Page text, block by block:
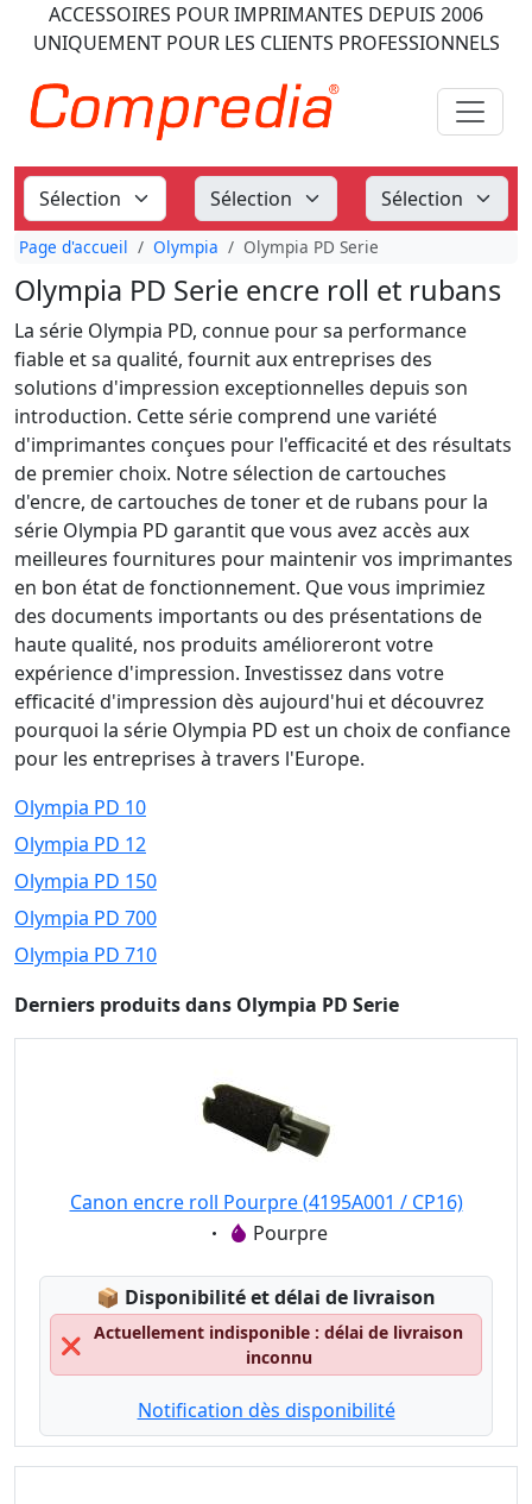
ACCESSOIRES POUR IMPRIMANTES DEPUIS 2006
UNIQUEMENT POUR LES CLIENTS PROFESSIONNELS
Page d'accueil Olympia Olympia PD Serie
Olympia PD Serie encre roll et rubans
La série Olympia PD, connue pour sa performance
fiable et sa qualité, fournit aux entreprises des
solutions d'impression exceptionnelles depuis son
introduction. Cette série comprend une variété
d'imprimantes conçues pour l'efficacité et des résultats
de premier choix. Notre sélection de cartouches
d'encre, de cartouches de toner et de rubans pour la
série Olympia PD garantit que vous avez accès aux
meilleures fournitures pour maintenir vos imprimantes
en bon état de fonctionnement. Que vous imprimiez
des documents importants ou des présentations de
haute qualité, nos produits amélioreront votre
expérience d'impression. Investissez dans votre
efficacité d'impression dès aujourd'hui et découvrez
pourquoi la série Olympia PD est un choix de confiance
pour les entreprises à travers l'Europe.
Olympia PD 10
Olympia PD 12
Olympia PD 150
Olympia PD 700
Olympia PD 710
Derniers produits dans Olympia PD Serie
Canon encre roll Pourpre (4195A001 / CP16)
Eigenschaft:
Pourpre
📦 Lagerstatus:
Disponibilité et délai de livraison
❌
Actuellement indisponible : délai de livraison
inconnu
Notification dès disponibilité